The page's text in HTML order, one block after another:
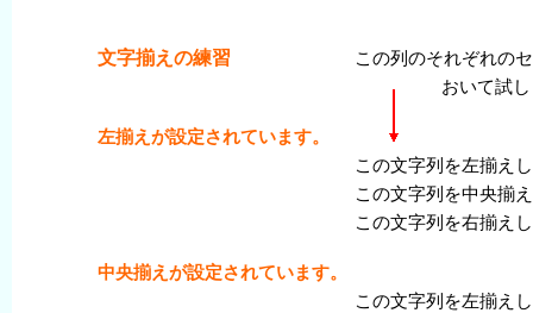
文字揃えの練習 この列 のそれぞれの
おいて試
左揃えが設定されています。
この文字列 を左揃え
この文字列 を中央揃
この文字列 を右揃え
中央揃えが設定されています。
この文字列 を左揃え